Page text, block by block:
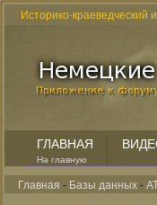
Историко-краеведческий
ГЛАВНАЯ
На главную
Главная - Базы данных-